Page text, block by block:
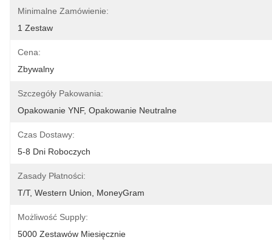
Minimalne Zamówienie:
1 Zestaw
Cena:
Zbywalny
Szczegóły Pakowania:
Opakowanie YNF, Opakowanie Neutralne
Czas Dostawy:
5-8 Dni Roboczych
Zasady Płatności:
T/T, Western Union, MoneyGram
Możliwość Supply:
5000 Zestawów Miesięcznie